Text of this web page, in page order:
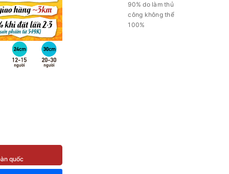
quốc
90% do làm thủ
công không thể
100%